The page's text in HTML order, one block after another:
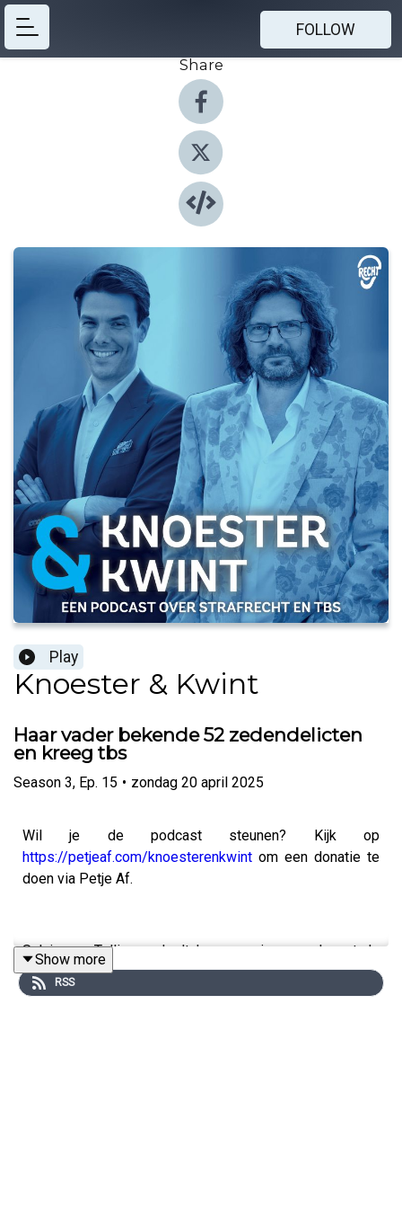
FOLLOW
Share
Play
Knoester & Kwint
Haar vader bekende 52 zedendelicten
en kreeg tbs
Season 3, Ep. 15 • zondag 20 april 2025
Wil je de podcast steunen? Kijk op
https://petjeaf.com/knoesterenkwint om een donatie te
doen via Petje Af.
Sylvia van Tellingen deelt haar ervaringen, ook met de
bedoeling om nieuwe daders te voorkomen. Na diens
arrestatie heeft ze haar vader nooit meer gezien.
Show more
RSS